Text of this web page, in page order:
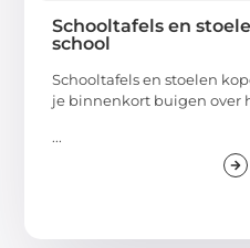
Schooltafels en
school
Schooltafels en stoelen
je binnenkort buigen over
...